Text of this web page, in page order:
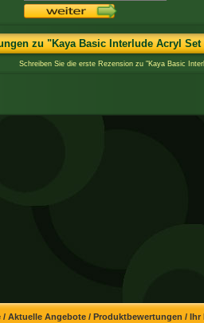
zu "Kaya Basic Interlude Acryl Set
Schreiben Sie die erste Rezension zu "Kaya Basic
/ Aktuelle Angebote/ Produktbewertungen / Ihr